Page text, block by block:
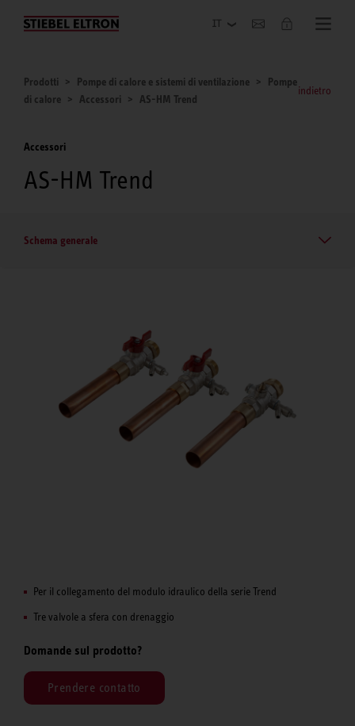
Azienda
Prodotti Pompe di calore e sistemi di ventilazione
Pompe
di calore
Accessori AS-HM Trend
indietro
Accessori
AS-HM Trend
Schema generale
Per il collegamento del modulo idraulico della serie Trend
Tre valvole a sfera con drenaggio
Domande sul prodotto?
Prendere contatto